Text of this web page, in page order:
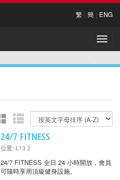
繁 | 簡 | ENG
Toggle
24/7 FITNESS
位置: L13 2
24/7 FITNESS 全日 24 小時開放，會員
可隨時享用頂級健身設施。